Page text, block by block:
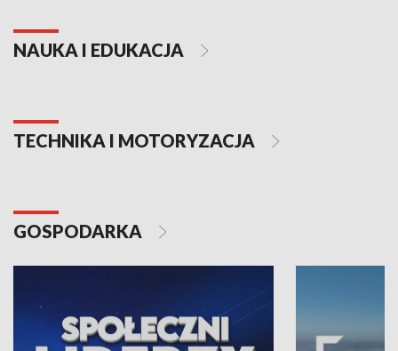
NAUKA I EDUKACJA
TECHNIKA I MOTORYZACJA
GOSPODARKA